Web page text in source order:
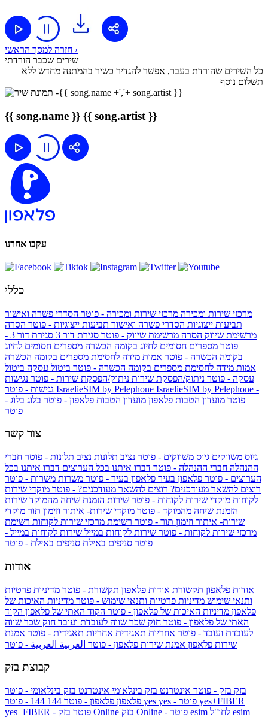
חזרה למסך הראשי ›
שירים שכבר הורדתי
כל השירים שהורדת בעבר, אפשר להגדיר כשיר בהמתנה מחדש ללא
תשלום נוסף
{{ song.name }} {{ song.artist }}
עקבו אחרנו
כללי
מרכזי שירות ומכירה מרכזי שירות ומכירה - פוטר הסדרי פשרה ואישור
תביעות ייצוגיות הסדרי פשרה ואישור תביעות ייצוגיות - פוטר הסרה
מרשימת שיווק הסרה מרשימת שיווק - פוטר סגירת דור 3
סגירת דור 3 -
פוטר מספרים חסומים לחיוג בקומה הכשרה מספרים חסומים לחיוג
בקומה הכשרה - פוטר אמות מידה לחסימת מספרים בקומה הכשרה
אמות מידה לחסימת מספרים בקומה הכשרה - פוטר ביטול עסקה ביטול
עסקה - פוטר ניתוק/הפסקת שירות ניתוק/הפסקת שירות - פוטר נגישות
IsraelieSIM by Pelephone IsraelieSIM by Pelephone -
פוטר מועדון הטבות פלאפון מועדון הטבות פלאפון - פוטר בלוג בלוג -
פוטר
צור קשר
גיוס משווקים גיוס משווקים - פוטר נציב תלונות נציב תלונות - פוטר חברי
ההנהלה חברי ההנהלה - פוטר דברו איתנו בכל הערוצים דברו איתנו בכל
הערוצים - פוטר פלאפון בעיר פלאפון בעיר - פוטר משרות משרות - פוטר
רוצים להשאר מעודכנים? רוצים להשאר מעודכנים? - פוטר מוקדי שירות
לקוחות מוקדי שירות לקוחות - פוטר שירות הזמנת שיחה מהמוקד שירות
הזמנת שיחה מהמוקד - פוטר מוקדי שירות- איתור וזימון תור מוקדי
שירות- איתור וזימון תור - פוטר רשימת מרכזי שירות לקוחות רשימת
מרכזי שירות לקוחות - פוטר שירות לקוחות במייל שירות לקוחות במייל -
פוטר סניפים באילת סניפים באילת - פוטר
אודות
אודות פלאפון תקשורת אודות פלאפון תקשורת - פוטר מדיניות פרטיות
ותנאי שימוש מדיניות פרטיות ותנאי שימוש - פוטר מדיניות האיכות של
פלאפון מדיניות האיכות של פלאפון - פוטר הקוד האתי של פלאפון הקוד
האתי של פלאפון - פוטר חוק שכר שווה לעובדת ועובד חוק שכר שווה
לעובדת ועובד - פוטר אחריות תאגידית אחריות תאגידית - פוטר אמנת
שירות פלאפון אמנת שירות פלאפון - פוטר العربية العربية - פוטר
קבוצת בזק
בזק בזק - פוטר אינטרנט בזק בינלאומי אינטרנט בזק בינלאומי - פוטר
פלאפון פלאפון - פוטר 144 yes
yes+FIBER
yes+FIBER - פוטר בזק Online esim